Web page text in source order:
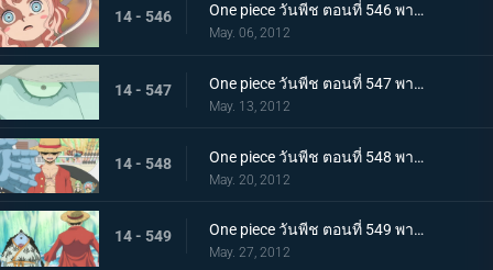
14 - 546 One piece วันพีช ตอนที่ 546 พากย์ไทย โศกนาฏกรรมที่มาอย่างเฉียบพลัน! กระสุนสังหารที่ดับอนาคต
May. 06, 2012
14 - 547 One piece วันพีช ตอนที่ 547 พากย์ไทย กลับสู่ปัจจุบัน! โฮดี้เริ่มเคลื่อนไหว
May. 13, 2012
14 - 548 One piece วันพีช ตอนที่ 548 พากย์ไทย สะเทือนทั้งอาณาจักร คำสั่งประหารเนปจูน
May. 20, 2012
14 - 549 One piece วันพีช ตอนที่ 549 พากย์ไทย รอยร้าวบังเกิด! ลูฟี่ ปะทะ จินเบ
May. 27, 2012